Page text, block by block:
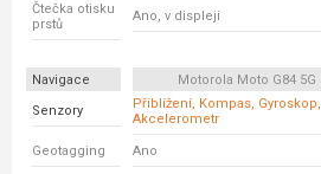
Čtečka otisku
prstů
Ano, v displeji
Navigace Motorola Moto G84 5G
Senzory
Přiblížení, Kompas, Gyroskop,
Akcelerometr
Geotagging Ano